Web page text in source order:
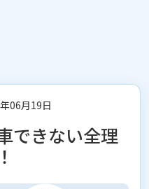
06月19日
できない全理